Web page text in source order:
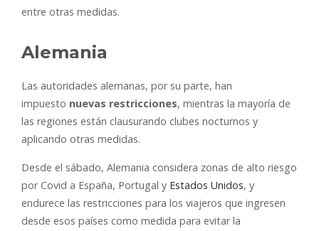
entre otras medidas.
Alemania
Las autoridades alemanas, por su parte, han
impuesto nuevas restricciones, mientras la mayoría de
las regiones están clausurando clubes nocturnos y
aplicando otras medidas.
Desde el sábado, Alemania considera zonas de alto riesgo
por Covid a España, Portugal y Estados Unidos, y
endurece las restricciones para los viajeros que ingresen
desde esos países como medida para evitar la